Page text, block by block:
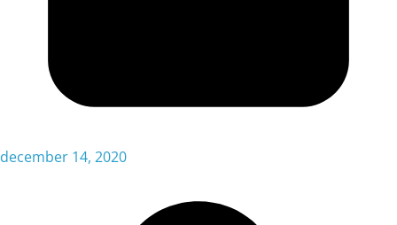
december 14, 2020